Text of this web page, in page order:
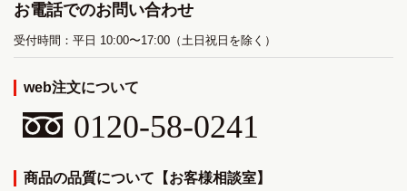
お電話でのお問い合わせ
受付時間：平日 10:00〜17:00（土日祝日を除く）
web注文について
0120-58-0241
商品の品質について【お客様相談室】